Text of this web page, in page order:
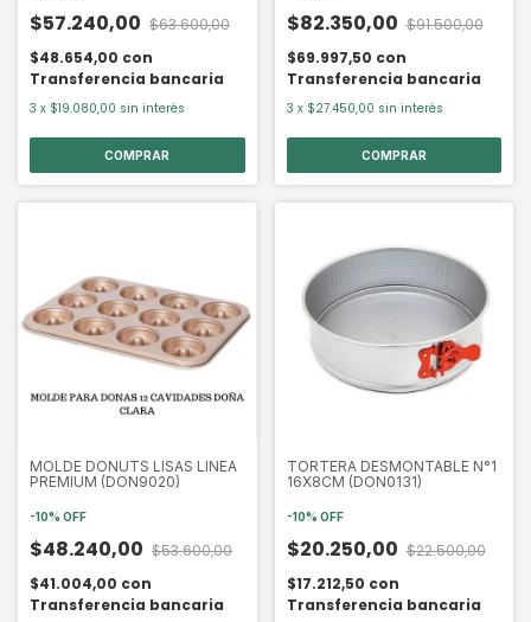
$57.240,00 $63.600,00
$48.654,00 con
Transferencia bancaria
3 x $19.080,00 sin interés
$82.350,00 $91.500,00
$69.997,50 con
Transferencia bancaria
3 x $27.450,00 sin interés
MOLDE DONUTS LISAS LINEA
PREMIUM (DON9020)
-10% OFF
$48.240,00 $53.600,00
$41.004,00 con
Transferencia bancaria
TORTERA DESMONTABLE N°1
16X8CM (DON0131)
-10% OFF
$20.250,00 $22.500,00
$17.212,50 con
Transferencia bancaria